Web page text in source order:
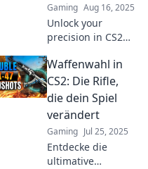
Gaming Aug 16, 2025
Unlock your
precision in CS2
guide to the best
rifles! Discover
tips, tricks, and
top picks that
dominate the
battlefield!
Waffenwahl in
CS2: Die Rifle,
die dein Spiel
verändert
Gaming Jul 25, 2025
Entdecke die
ultimative